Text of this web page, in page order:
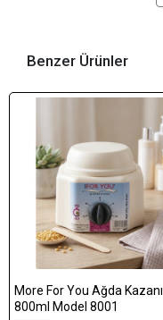
Benzer Ürünler
More For You Ağda Kazanı
800ml Model 8001